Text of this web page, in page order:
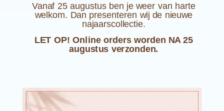
Vanaf 25 augustus ben je weer van harte
welkom. Dan presenteren wij de nieuwe
najaarscollectie.
LET OP! Online orders worden NA 25
augustus verzonden.